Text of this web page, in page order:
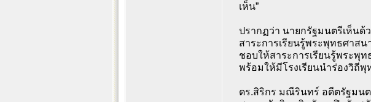
เห็น”
ปรากฏว่า นายกรัฐมนตรีเห็น
สาระการเรียนรู้พระพุทธศาส
ชอบให้สาระการเรียนรู้พระพุ
พร้อมให้มีโรงเรียนนำร่องวิถีพุ
ดร.สิริกร มณีรินทร์ อดีตรัฐมน